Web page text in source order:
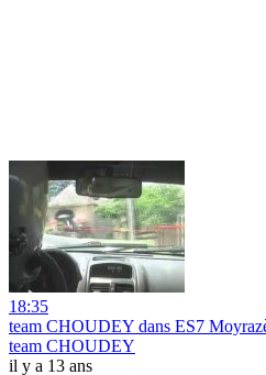
18:35
team CHOUDEY dans ES7
team CHOUDEY
il y a 13 ans